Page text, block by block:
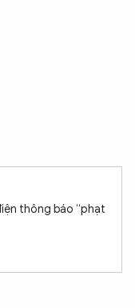
thông báo “phạt